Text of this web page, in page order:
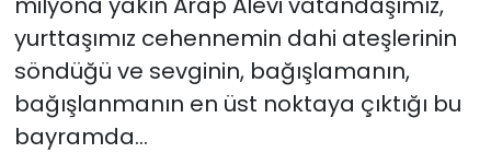
yurttaşımız cehennemin dahi ateşlerinin
söndüğü ve sevginin, bağışlamanın,
bağışlanmanın en üst noktaya çıktığı bu
bayramda...